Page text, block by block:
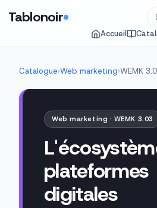
Tablonoir
Accueil
Catalogue›Web marketing›WEMK
Web marketing · WEMK 3.03
plateformes
digitales